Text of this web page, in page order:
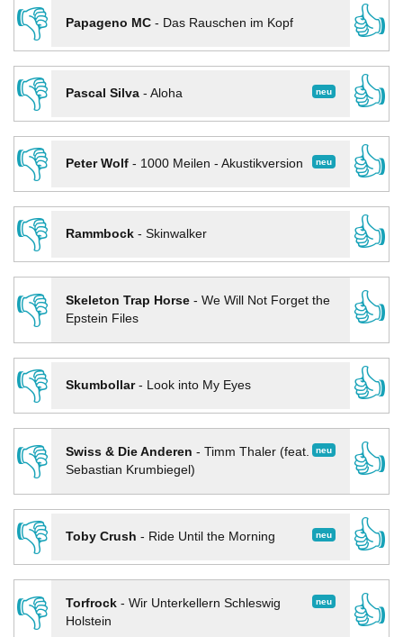
👎
Papageno MC- Das Rauschen im Kopf
👍
👎
neu
Pascal Silva- Aloha
👍
👎
neu
Peter Wolf- 1000 Meilen - Akustikversion
👍
👎
Rammbock- Skinwalker
👍
👎
Skeleton Trap Horse- We Will Not Forget the
Epstein Files
👍
👎
Skumbollar- Look into My Eyes
👍
👎
neu
Swiss & Die Anderen - Timm Thaler (feat.
Sebastian Krumbiegel)
👍
👎
neu
Toby Crush - Ride Until the Morning
👍
👎
neu
Torfrock- Wir Unterkellern Schleswig
Holstein
👍